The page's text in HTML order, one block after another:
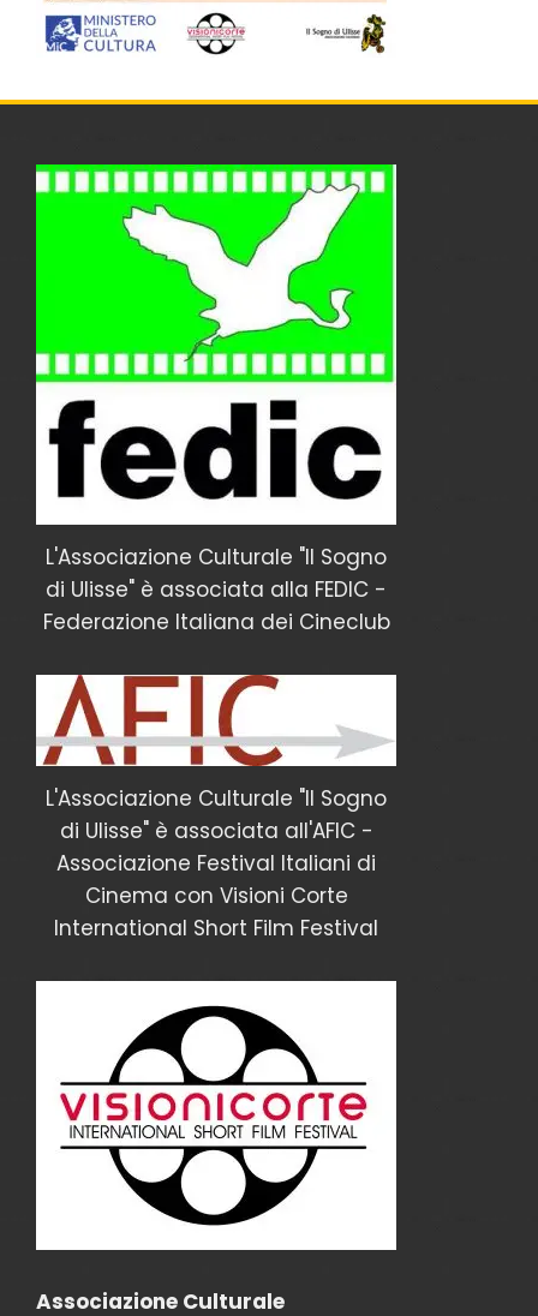
L'Associazione Culturale "Il Sogno
di Ulisse" è associata alla FEDIC -
Federazione Italiana dei Cineclub
L'Associazione Culturale "Il Sogno
di Ulisse" è associata all'AFIC -
Associazione Festival Italiani di
Cinema con Visioni Corte
International Short Film Festival
Associazione Culturale